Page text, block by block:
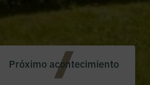
Próximo acontecimiento